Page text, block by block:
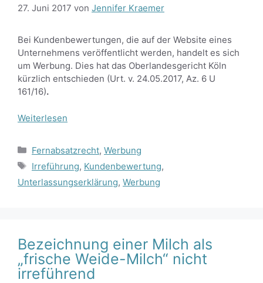
27. Juni 2017 von Jennifer Kraemer
Bei Kundenbewertungen, die auf der Website eines
Unternehmens veröffentlicht werden, handelt es sich
um Werbung. Dies hat das Oberlandesgericht Köln
kürzlich entschieden (Urt. v. 24.05.2017, Az. 6 U
161/16).
Weiterlesen
Kategorien
Fernabsatzrecht, Werbung
Schlagwörter
Irreführung, Kundenbewertung,
Unterlassungserklärung, Werbung
Bezeichnung einer Milch als
„frische Weide-Milch“ nicht
irreführend